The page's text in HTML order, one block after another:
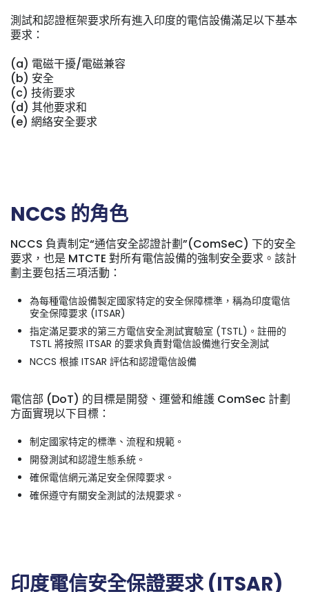
測試和認證框架要求所有進入印度的電信設備滿足以下基本
要求：
(a) 電磁干擾/電磁兼容
(b) 安全
(c) 技術要求
(d) 其他要求和
(e) 網絡安全要求
NCCS 的角色
NCCS 負責制定“通信安全認證計劃”(ComSeC) 下的安全
要求，也是 MTCTE 對所有電信設備的強制安全要求。該計
劃主要包括三項活動：
為每種電信設備製定國家特定的安全保障標準，稱為印度電信
安全保障要求 (ITSAR)
指定滿足要求的第三方電信安全測試實驗室 (TSTL)。註冊的
TSTL 將按照 ITSAR 的要求負責對電信設備進行安全測試
NCCS 根據 ITSAR 評估和認證電信設備
電信部 (DoT) 的目標是開發、運營和維護 ComSec 計劃
方面實現以下目標：
制定國家特定的標準、流程和規範。
開發測試和認證生態系統。
確保電信網元滿足安全保障要求。
確保遵守有關安全測試的法規要求。
印度電信安全保證要求 (ITSAR)